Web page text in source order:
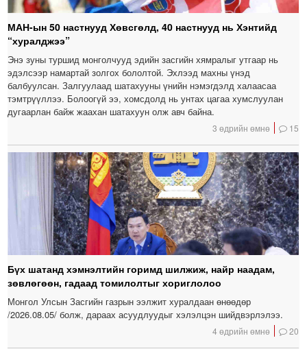
МАН-ын 50 настнууд Хөвсгөлд, 40 настнууд нь Хэнтийд
“хуралджээ”
Энэ зуны туршид монголчууд эдийн засгийн хямралыг утгаар нь
эдэлсээр намартай золгох бололтой. Эхлээд махны үнэд
балбуулсан. Залгуулаад шатахууны үнийн нэмэгдэлд халаасаа
тэмтрүүллээ. Болоогүй ээ, хомсдолд нь унтах цагаа хумслуулан
дугаарлан байж жаахан шатахуун олж авч байна.
3 өдрийн өмнө 15
Бүх шатанд хэмнэлтийн горимд шилжиж, найр наадам,
зөвлөгөөн, гадаад томилолтыг хориглолоо
Монгол Улсын Засгийн газрын ээлжит хуралдаан өнөөдөр
/2026.08.05/ болж, дараах асуудлуудыг хэлэлцэн шийдвэрлэлээ.
4 өдрийн өмнө 20